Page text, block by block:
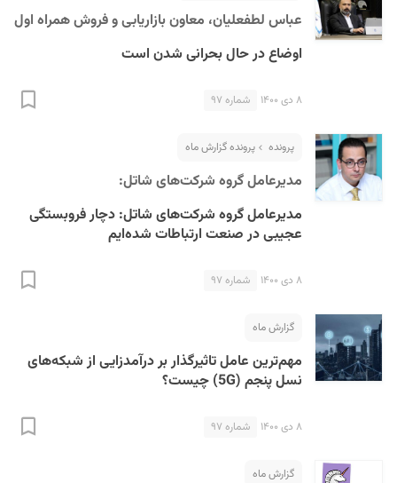
عباس لطفعلیان، معاون بازاریابی و فروش همراه اول
اوضاع در حال بحرانی شدن است
۸ دی ۱۴۰۰ شماره ۹۷
پرونده پرونده گزارش ماه
مدیرعامل گروه شرکت‌های شاتل:
مدیرعامل گروه شرکت‌های شاتل: دچار فروبستگی
عجیبی در صنعت ارتباطات شده‌ایم
۸ دی ۱۴۰۰ شماره ۹۷
گزارش ماه
مهم‌ترین عامل تاثیرگذار بر درآمدزایی از شبکه‌های
نسل پنجم (5G) چیست؟
۸ دی ۱۴۰۰ شماره ۹۷
گزارش ماه